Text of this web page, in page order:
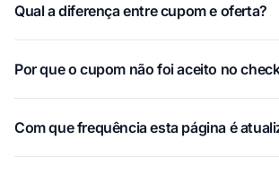
Qual a diferença entre cupom e oferta?
Por que o cupom não foi aceito no
Com que frequência esta página é